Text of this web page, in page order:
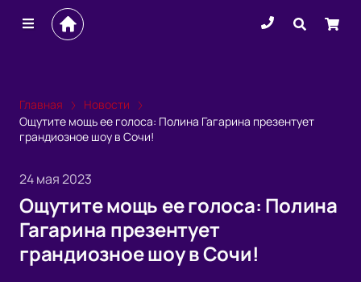
Главная
Новости
Ощутите мощь ее голоса: Полина Гагарина презентует
грандиозное шоу в Сочи!
24 мая 2023
Ощутите мощь ее голоса: Полина
Гагарина презентует
грандиозное шоу в Сочи!